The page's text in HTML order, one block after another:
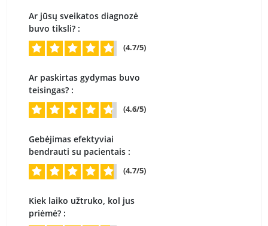
Ar jūsų sveikatos diagnozė
buvo tiksli? :
(4.7/5)
Ar paskirtas gydymas buvo
teisingas? :
(4.6/5)
Gebėjimas efektyviai
bendrauti su pacientais :
(4.7/5)
Kiek laiko užtruko, kol jus
priėmė? :